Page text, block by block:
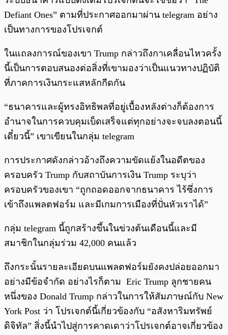
Defiant Ones” ตามที่ประกาศออกมาผ่าน telegram อย่าง
เป็นทางการของโปรเจกต์
ในแถลงการณ์ของเขา Trump กล่าวถึงกาเคลื่อนไหวครั้ง
นี้เป็นการตอบสนองต่อสิ่งที่เขามองว่าเป็นแนวทางปฏิบัติ
ที่ภาคการเงินกระแสหลักกีดกัน
“ธนาคารและผู้ทรงอิทธิพลที่อยู่เบื้องหลังต่างก็ต้องการ
อำนาจในการควบคุมเบ็ดเสร็จแต่ทุกอย่างจะจบลงตอนนี้
เดี๋ยวนี้” เขาเขียนในกลุ่ม telegram
การประกาศดังกล่าวอ้างถึงความขัดแย้งในอดีตของ
ครอบครัว Trump กับสถาบันการเงิน Trump ระบุว่า
ครอบครัวของเขา “ถูกถอดออกจากธนาคาร ไร้ซึ่งการ
เข้าถึงแพลตฟอร์ม และมีเกมการเมืองที่ปั่นหัวเราได้”
กลุ่ม telegram นี้ถูกสร้างขึ้นในข่วงต้นเดือนนี้และมี
สมาชิกในกลุ่มร่วม 42,000 คนแล้ว
ถึงกระนั้นรายละเอียดบนแพลตฟอร์มยังคงปล่อยออกมา
อย่างมีข้อจำกัด อย่างไรก็ตาม Eric Trump ลูกชายคน
หนึ่งของ Donald Trump กล่าวในการให้สัมภาษณ์กับ New
York Post ว่า โปรเจกต์นี้เกี่ยวข้องกับ “อสังหาริมทรัพย์
ดิจิทัล” สิ่งนี้นำไปสู่การคาดเดาว่าโปรเจกต์อาจเกี่ยวข้อง